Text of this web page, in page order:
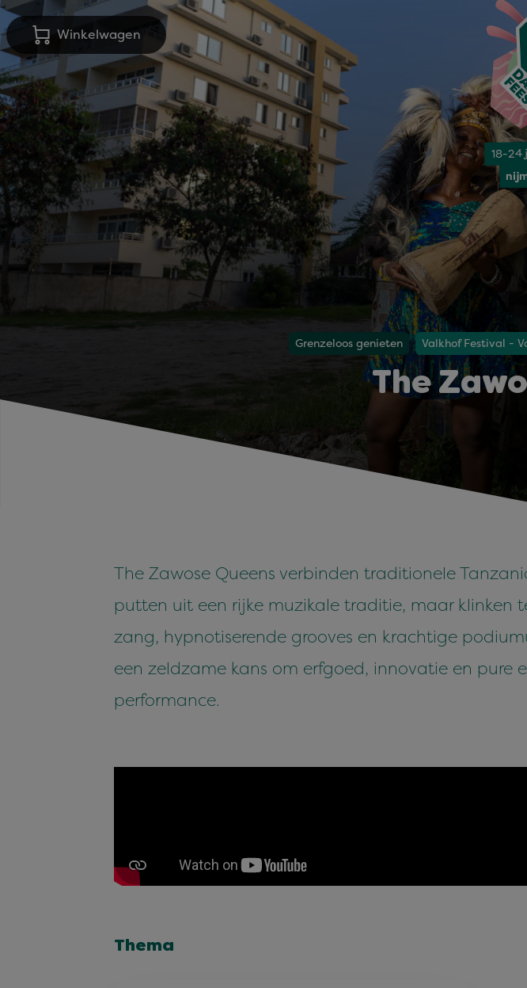
Winkelwagen
18-24
Grenzeloos genieten Valkhof Festival -
The
The Zawose Queens verbinden traditionele
putten uit een rijke muzikale traditie, maar klinken
zang, hypnotiserende grooves en krachtige
een zeldzame kans om erfgoed, innovatie en pure
performance.
Thema